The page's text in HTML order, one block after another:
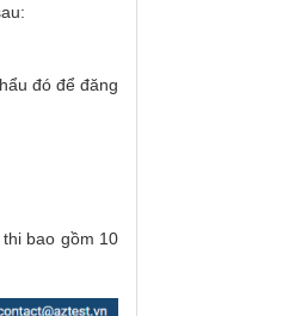
đó để đăng
bao gồm 10